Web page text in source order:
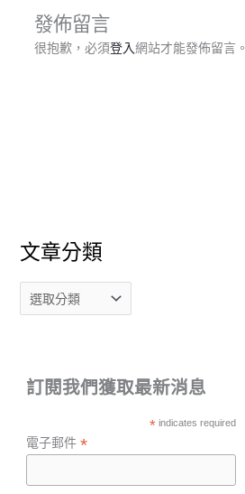
發佈留言
很抱歉，必須登入網站才能發佈留言。
文章分類
訂閱我們獲取最新消息
*indicates required
電子郵件*